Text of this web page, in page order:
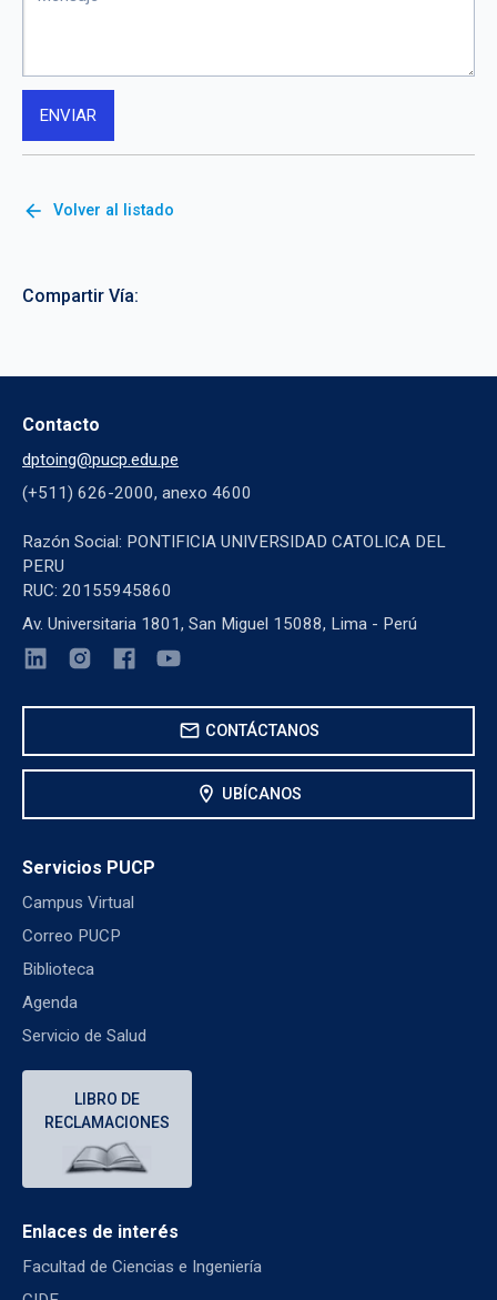
arrow_back Volver al listado
Compartir Vía:
Contacto
dptoing@pucp.edu.pe
(+511) 626-2000, anexo 4600
Razón Social: PONTIFICIA UNIVERSIDAD CATOLICA DEL
PERU
RUC: 20155945860
Av. Universitaria 1801, San Miguel 15088, Lima - Perú
mail CONTÁCTANOS
location_on UBÍCANOS
Servicios PUCP
Campus Virtual
Correo PUCP
Biblioteca
Agenda
Servicio de Salud
LIBRO DE
RECLAMACIONES
Enlaces de interés
Facultad de Ciencias e Ingeniería